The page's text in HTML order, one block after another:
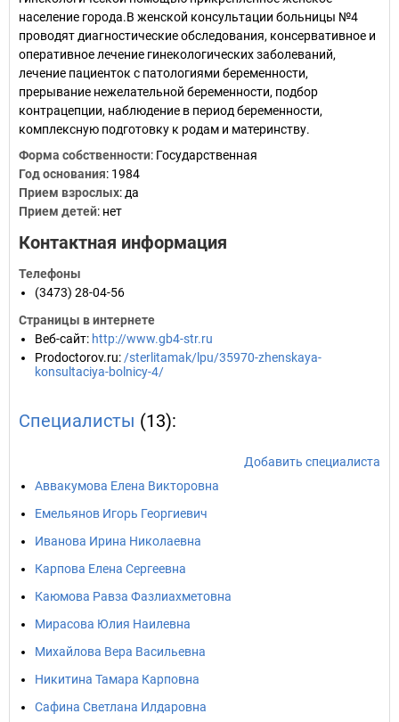
население города.В женской консультации больницы №4
проводят диагностические обследования, консервативное и
оперативное лечение гинекологических заболеваний,
лечение пациенток с патологиями беременности,
прерывание нежелательной беременности, подбор
контрацепции, наблюдение в период беременности,
комплексную подготовку к родам и материнству.
Форма собственности: Государственная
Год основания: 1984
Прием взрослых: да
Прием детей: нет
Контактная информация
Телефоны
(3473) 28-04-56
Страницы в интернете
Веб-сайт: http://www.gb4-str.ru
Prodoctorov.ru: /sterlitamak/lpu/35970-zhenskaya-
konsultaciya-bolnicy-4/
Специалисты (13):
Добавить специалиста
Аввакумова Елена Викторовна
Емельянов Игорь Георгиевич
Иванова Ирина Николаевна
Карпова Елена Сергеевна
Каюмова Равза Фазлиахметовна
Мирасова Юлия Наилевна
Михайлова Вера Васильевна
Никитина Тамара Карповна
Сафина Светлана Илдаровна